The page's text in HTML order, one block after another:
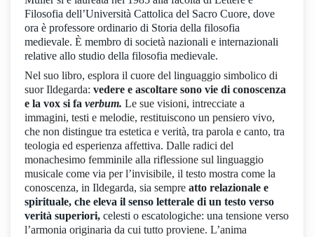
Filosofia dell’Università Cattolica del Sacro Cuore, dove
ora è professore ordinario di Storia della filosofia
medievale. È membro di società nazionali e internazionali
relative allo studio della filosofia medievale.
Nel suo libro, esplora il cuore del linguaggio simbolico di
suor Ildegarda: vedere e ascoltare sono vie di conoscenza
e la vox si fa verbum. Le sue visioni, intrecciate a
immagini, testi e melodie, restituiscono un pensiero vivo,
che non distingue tra estetica e verità, tra parola e canto, tra
teologia ed esperienza affettiva. Dalle radici del
monachesimo femminile alla riflessione sul linguaggio
musicale come via per l’invisibile, il testo mostra come la
conoscenza, in Ildegarda, sia sempre atto relazionale e
spirituale, che eleva il senso letterale di un testo verso
verità superiori, celesti o escatologiche: una tensione verso
l’armonia originaria da cui tutto proviene. L’anima